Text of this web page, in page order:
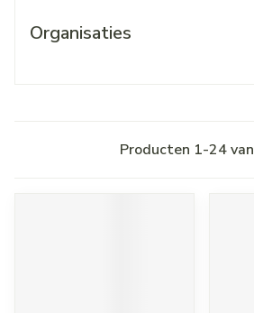
Organisaties
Producten 1-24van